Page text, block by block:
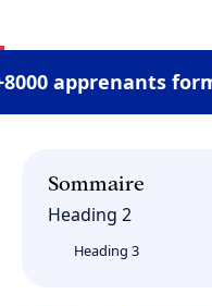
apprenants
Sommaire
Heading 2
Heading 3